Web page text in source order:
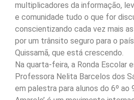
multiplicadores da informação,
e comunidade tudo o que for
conscientizando cada vez mais
por um trânsito seguro para o
Quissamã, que está crescendo.
Na quarta-feira, a Ronda Escolar
Professora Nelita Barcelos dos
em palestra para alunos do 6º ao